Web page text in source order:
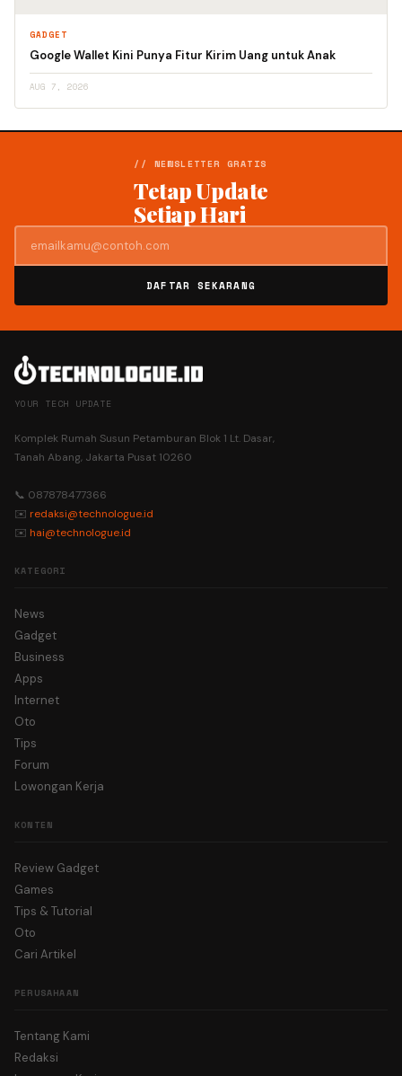
GADGET
Google Wallet Kini Punya Fitur Kirim Uang untuk Anak
AUG 7, 2026
// NEWSLETTER GRATIS
Tetap Update
Setiap Hari
DAFTAR SEKARANG
YOUR TECH UPDATE
Komplek Rumah Susun Petamburan Blok 1 Lt. Dasar,
Tanah Abang, Jakarta Pusat 10260
📞 087878477366
✉️ redaksi@technologue.id
✉️ hai@technologue.id
KATEGORI
News
Gadget
Business
Apps
Internet
Oto
Tips
Forum
Lowongan Kerja
KONTEN
Review Gadget
Games
Tips & Tutorial
Oto
Cari Artikel
PERUSAHAAN
Tentang Kami
Redaksi